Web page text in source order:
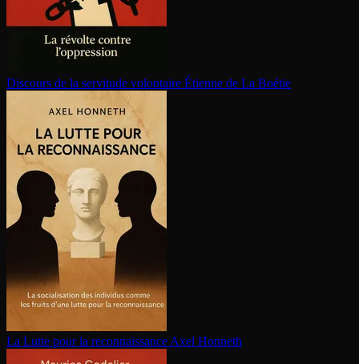
Discours de la servitude volontaire Étienne de La Boétie
La Lutte pour la re­con­nais­sance Axel Honneth